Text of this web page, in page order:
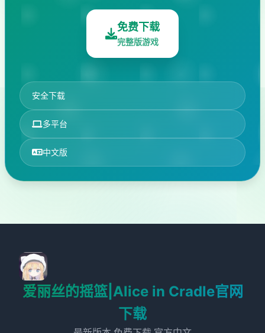
免费下载
完整版游戏
安全下载
多平台
中文版
爱丽丝的摇篮|Alice in Cradle官网
下载